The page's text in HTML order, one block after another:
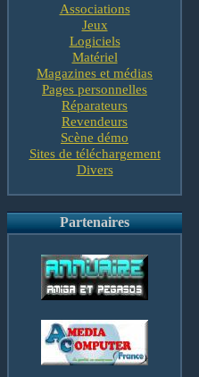
Associations
Jeux
Logiciels
Matériel
Magazines et médias
Pages personnelles
Réparateurs
Revendeurs
Scène démo
Sites de téléchargement
Divers
Partenaires